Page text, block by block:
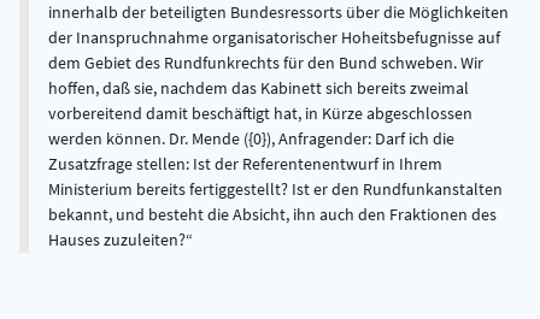
innerhalb der beteiligten Bundesressorts über die Möglichkeiten
der Inanspruchnahme organisatorischer Hoheitsbefugnisse auf
dem Gebiet des Rundfunkrechts für den Bund schweben. Wir
hoffen, daß sie, nachdem das Kabinett sich bereits zweimal
vorbereitend damit beschäftigt hat, in Kürze abgeschlossen
werden können. Dr. Mende ({0}), Anfragender: Darf ich die
Zusatzfrage stellen: Ist der Referentenentwurf in Ihrem
Ministerium bereits fertiggestellt? Ist er den Rundfunkanstalten
bekannt, und besteht die Absicht, ihn auch den Fraktionen des
Hauses zuzuleiten?